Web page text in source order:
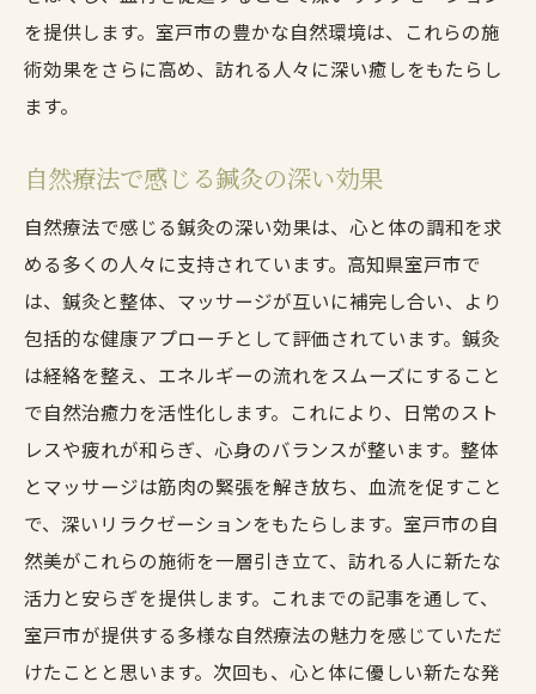
を提供します。室戸市の豊かな自然環境は、これらの施
術効果をさらに高め、訪れる人々に深い癒しをもたらし
ます。
自然療法で感じる鍼灸の深い効果
自然療法で感じる鍼灸の深い効果は、心と体の調和を求
める多くの人々に支持されています。高知県室戸市で
は、鍼灸と整体、マッサージが互いに補完し合い、より
包括的な健康アプローチとして評価されています。鍼灸
は経絡を整え、エネルギーの流れをスムーズにすること
で自然治癒力を活性化します。これにより、日常のスト
レスや疲れが和らぎ、心身のバランスが整います。整体
とマッサージは筋肉の緊張を解き放ち、血流を促すこと
で、深いリラクゼーションをもたらします。室戸市の自
然美がこれらの施術を一層引き立て、訪れる人に新たな
活力と安らぎを提供します。これまでの記事を通して、
室戸市が提供する多様な自然療法の魅力を感じていただ
けたことと思います。次回も、心と体に優しい新たな発